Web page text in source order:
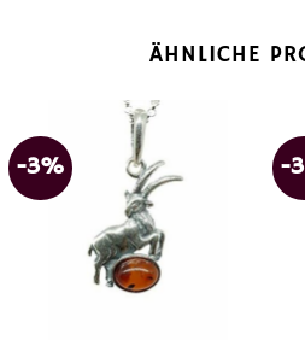
ÄHNLICHE
-3% -